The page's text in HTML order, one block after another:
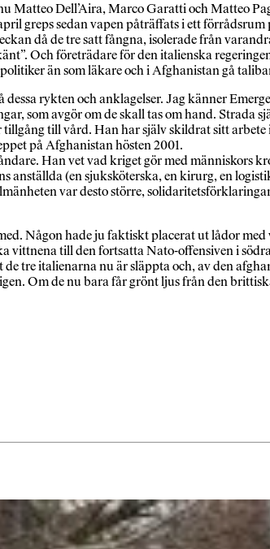
Matteo Dell’Aira, Marco Garatti och Matteo
greps sedan vapen påträffats i ett
då de tre satt fångna, isolerade från
Och företrädare för den italienska
politiker än som läkare och i Afghanistan gå
dessa rykten och anklagelser. Jag känner
som avgör om de skall tas om hand.
till vård. Han har själv skildrat sitt
på Afghanistan hösten 2001.
Han vet vad kriget gör med människors
anställda (en sjuksköterska, en kirurg, en
var desto större,
Någon hade ju faktiskt placerat ut lådor
vittnena till den fortsatta Nato-offensiven i
tre italienarna nu är släppta och, av den
Om de nu bara får grönt ljus från den